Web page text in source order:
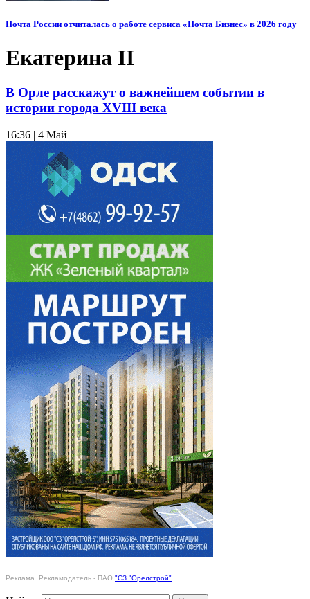
Почта России отчиталась о работе сервиса «Почта Бизнес» в 2026 году
Екатерина II
В Орле расскажут о важнейшем событии в
истории города XVIII века
16:36 | 4 Май
Реклама. Рекламодатель - ПАО "СЗ "Орелстрой"